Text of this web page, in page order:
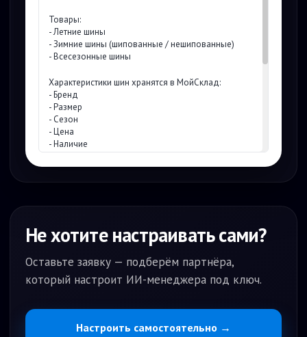
Товары:
- Летние шины
- Зимние шины (шипованные / нешипованные)
- Всесезонные шины
Характеристики шин хранятся в МойСклад:
- Бренд
- Размер
- Сезон
- Цена
- Наличие
Цены и логика расчёта:
- Цена берётся только из МойСклад
- Дополнительные услуги считаются менеджером
Процесс работы:
- Клиент обращается в чат
- Бот уточняет параметры и подбирает шины
- Показывает варианты в наличии
- Получает контакт клиента
Не хотите настраивать сами?
Оставьте заявку — подберём партнёра,
который настроит ИИ-менеджера под ключ.
Настроить самостоятельно →